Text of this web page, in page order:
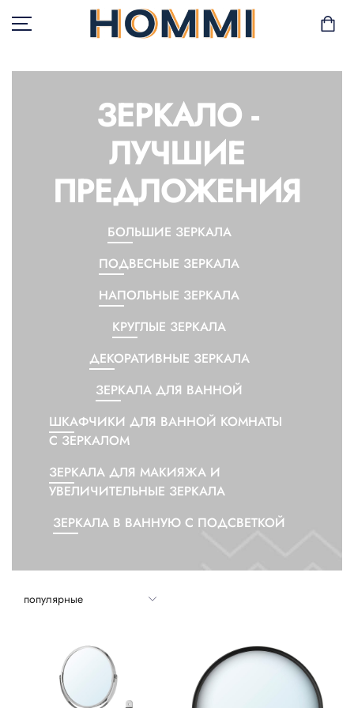
САД И БАЛКОН
ХРАНЕНИЕ И
ГОРШКИ И РАСТЕНИЯ
КУЛИНАРИЯ И СТОЛОВАЯ
ПОСУДА
КУХНИ И КУХОННАЯ
ТЕХНИКА
КРОВАТИ И МАТРАСЫ
ДЕТИ И МЛАДЕНЦЫ
САНТЕХНИКА
DIY В ДОМАШНИХ
УСЛОВИЯХ
ЗЕРКАЛО -
ЛУЧШИЕ
ПРЕДЛОЖЕНИЯ
БОЛЬШИЕ ЗЕРКАЛА
ПОДВЕСНЫЕ ЗЕРКАЛА
НАПОЛЬНЫЕ ЗЕРКАЛА
КРУГЛЫЕ ЗЕРКАЛА
ДЕКОРАТИВНЫЕ ЗЕРКАЛА
ЗЕРКАЛА ДЛЯ ВАННОЙ
ШКАФЧИКИ ДЛЯ ВАННОЙ КОМНАТЫ
С ЗЕРКАЛОМ
ЗЕРКАЛА ДЛЯ МАКИЯЖА И
УВЕЛИЧИТЕЛЬНЫЕ ЗЕРКАЛА
ЗЕРКАЛА В ВАННУЮ С ПОДСВЕТКОЙ